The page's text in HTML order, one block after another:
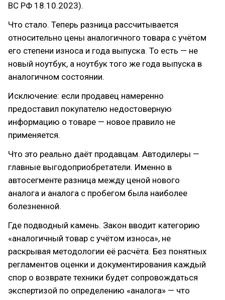
ВС РФ 18.10.2023).
Что стало. Теперь разница рассчитывается
относительно цены аналогичного товара с учётом
его степени износа и года выпуска. То есть — не
новый ноутбук, а ноутбук того же года выпуска в
аналогичном состоянии.
Исключение: если продавец намеренно
предоставил покупателю недостоверную
информацию о товаре — новое правило не
применяется.
Что это реально даёт продавцам. Автодилеры —
главные выгодоприобретатели. Именно в
автосегменте разница между ценой нового
аналога и аналога с пробегом была наиболее
болезненной.
Где подводный камень. Закон вводит категорию
«аналогичный товар с учётом износа», не
раскрывая методологии её расчёта. Без понятных
регламентов оценки и документирования каждый
спор о возврате техники будет сопровождаться
экспертизой по определению «аналога» — что